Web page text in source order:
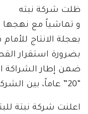
ظلت شركة نبته
و تماشياً مع نهجها
بعجلة الانتاج
بضرورة استقرار
ضمن إطار الشراكة
اعلنت شركة نبتة